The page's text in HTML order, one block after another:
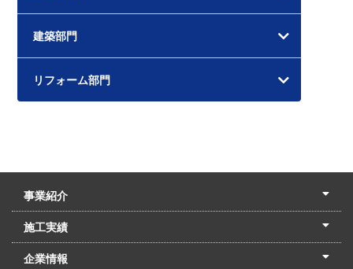
建築部門
リフォーム部門
事業紹介
土木本部
建築本部
PPP・PFI
リフォーム・リノベーション
中村建設の家
施工実績
土木部門
建築部門
リフォーム部門
住宅部門
名古屋支店
東京支店
企業情報